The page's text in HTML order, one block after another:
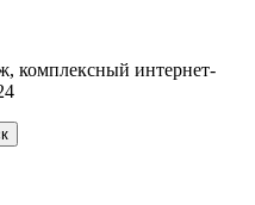
комплексный интернет-